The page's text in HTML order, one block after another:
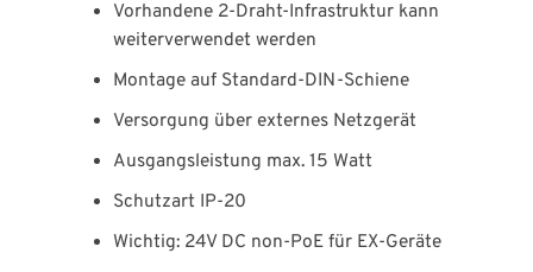
Vorhandene 2-Draht-Infrastruktur kann
weiterverwendet werden
Montage auf Standard-DIN-Schiene
Versorgung über externes Netzgerät
Ausgangsleistung max. 15 Watt
Schutzart IP-20
Wichtig: 24V DC non-PoE für EX-Geräte